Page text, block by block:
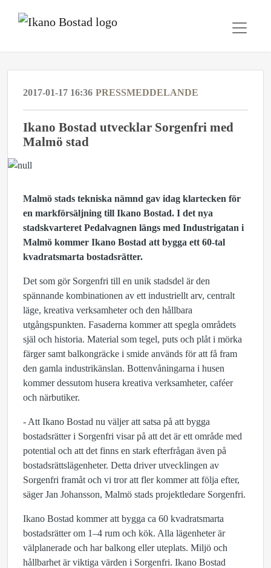
2017-01-17 16:36 PRESSMEDDELANDE
Ikano Bostad utvecklar Sorgenfri med
Malmö stad
Malmö stads tekniska nämnd gav idag klartecken för
en markförsäljning till Ikano Bostad. I det nya
stadskvarteret Pedalvagnen längs med Industrigatan i
Malmö kommer Ikano Bostad att bygga ett 60-tal
kvadratsmarta bostadsrätter.
Det som gör Sorgenfri till en unik stadsdel är den
spännande kombinationen av ett industriellt arv, centralt
läge, kreativa verksamheter och den hållbara
utgångspunkten. Fasaderna kommer att spegla områdets
själ och historia. Material som tegel, puts och plåt i mörka
färger samt balkongräcke i smide används för att få fram
den gamla industrikänslan. Bottenvåningarna i husen
kommer dessutom husera kreativa verksamheter, caféer
och närbutiker.
- Att Ikano Bostad nu väljer att satsa på att bygga
bostadsrätter i Sorgenfri visar på att det är ett område med
potential och att det finns en stark efterfrågan även på
bostadsrättslägenheter. Detta driver utvecklingen av
Sorgenfri framåt och vi tror att fler kommer att följa efter,
säger Jan Johansson, Malmö stads projektledare Sorgenfri.
Ikano Bostad kommer att bygga ca 60 kvadratsmarta
bostadsrätter om 1–4 rum och kök. Alla lägenheter är
välplanerade och har balkong eller uteplats. Miljö och
hållbarhet är viktiga värden i Sorgenfri. Ikano Bostad